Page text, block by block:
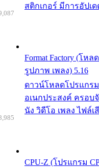
สติกเกอร์ มีการอัปเ
Format Factory (โห
รูปภาพ เพลง) 5.16
ดาวน์โหลดโปรแกรม
อเนกประสงค์ ครอบ
นัง วิดีโอ เพลง ไฟล์เ
CPU-Z (โปรแกรม